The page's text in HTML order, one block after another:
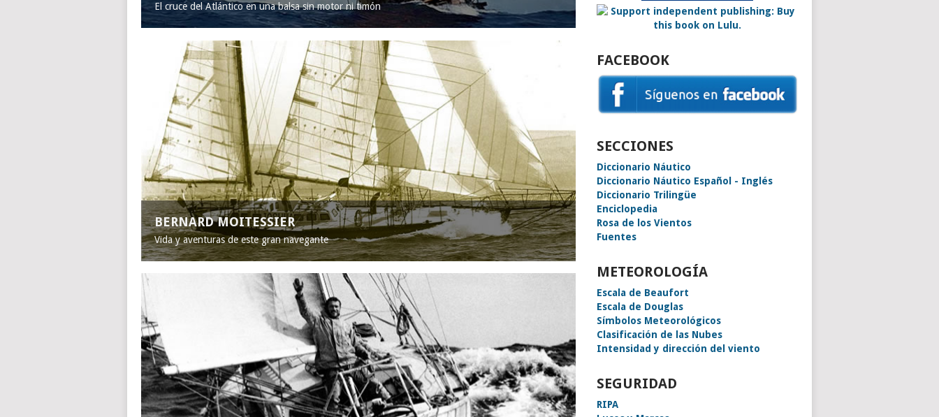
El cruce del Atlántico en una balsa sin motor ni timón
BERNARD MOITESSIER
Vida y aventuras de este gran navegante
FACEBOOK
SECCIONES
Diccionario Náutico
Diccionario Náutico Español - Inglés
Diccionario Trilingüe
Enciclopedia
Rosa de los Vientos
Fuentes
METEOROLOGÍA
Escala de Beaufort
Escala de Douglas
Símbolos Meteorológicos
Clasificación de las Nubes
Intensidad y dirección del viento
SEGURIDAD
RIPA